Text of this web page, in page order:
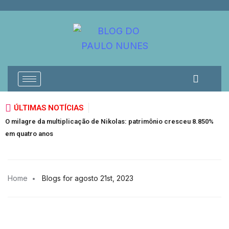
ÚLTIMAS NOTÍCIAS
O milagre da multiplicação de Nikolas: patrimônio cresceu 8.850%
em quatro anos
Home Blogs for agosto 21st, 2023